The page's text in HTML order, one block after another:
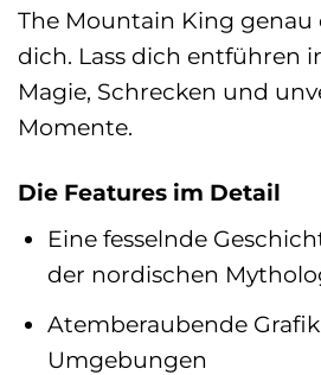
The Mountain King genau
dich. Lass dich entführen
Magie, Schrecken und
Momente.
Die Features im Detail
Eine fesselnde
der nordischen
Atemberaubende
Umgebungen